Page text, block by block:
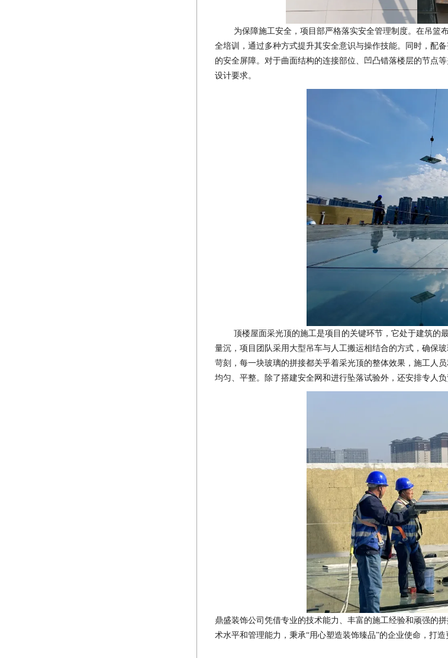
为保障施工安全，项目部严格落实安全管理制度。在吊篮
全培训，通过多种方式提升其安全意识与操作技能。同时，配
的安全屏障。对于曲面结构的连接部位、凹凸错落楼层的节点
设计要求。
顶楼屋面采光顶的施工是项目的关键环节，它处于建筑的
量沉，项目团队采用大型吊车与人工搬运相结合的方式，确保
苛刻，每一块玻璃的拼接都关乎着采光顶的整体效果，施工人
均匀、平整。除了搭建安全网和进行坠落试验外，还安排专人
鼎盛装饰公司凭借专业的技术能力、丰富的施工经验和顽强的
术水平和管理能力，秉承“用心塑造装饰臻品”的企业使命，打